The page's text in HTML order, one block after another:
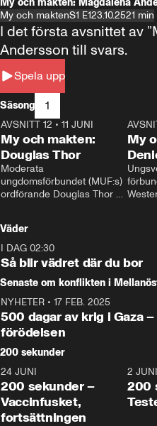
My och maktenS1 E123.10.2521 min
Spela upp
I det första avsnittet av
Andersson till svars.
Säsong 1
26:27
AVSNITT 12 • 11 JUNI
My och makten:
Douglas Thor
Moderata
ungdomsförbundet (MUF:s)
ordförande Douglas Thor
tonårsutvisningarna och hur
Moderaterna ska locka
väljare till valet i höst.
My
Väder
I DAG 02:30
Så blir vädret där du bor
Senaste om konflikten i
NYHETER • 17 FEB. 2025
500 dagar av krig i Gaza –
förödelsen
200 sekunder
5:00
24 JUNI
200 sekunder –
Vaccinfusket,
fortsättningen
2 JUNI
200